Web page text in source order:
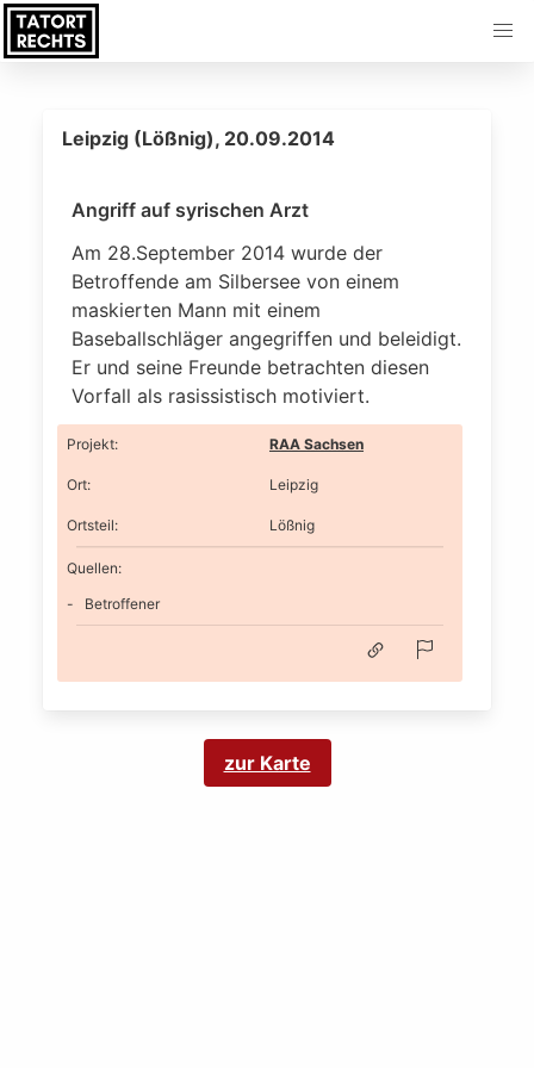
Leipzig (Lößnig), 20.09.2014
Angriff auf syrischen Arzt
Am 28.September 2014 wurde der
Betroffende am Silbersee von einem
maskierten Mann mit einem
Baseballschläger angegriffen und beleidigt.
Er und seine Freunde betrachten diesen
Vorfall als rasissistisch motiviert.
Projekt: RAA Sachsen
Ort: Leipzig
Ortsteil: Lößnig
Quellen:
Betroffener
zur Karte